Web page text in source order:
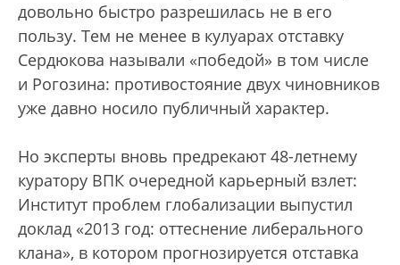
довольно быстро разрешилась не в его
пользу. Тем не менее в кулуарах отставку
Сердюкова называли «победой» в том числе
и Рогозина: противостояние двух чиновников
уже давно носило публичный характер.
Но эксперты вновь предрекают 48-летнему
куратору ВПК очередной карьерный взлет:
Институт проблем глобализации выпустил
доклад «2013 год: оттеснение либерального
клана», в котором прогнозируется отставка